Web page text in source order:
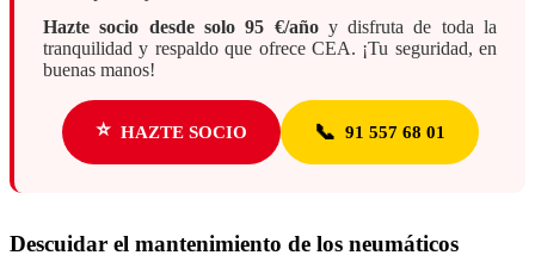
Hazte socio desde solo 95 €/añoy disfruta de toda la
tranquilidad y respaldo que ofrece CEA. ¡Tu seguridad, en
buenas manos!
⭐ HAZTE SOCIO 📞 91 557 68 01
Descuidar el mantenimiento de los neumáticos